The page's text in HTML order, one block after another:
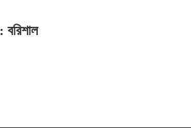
বরিশাল